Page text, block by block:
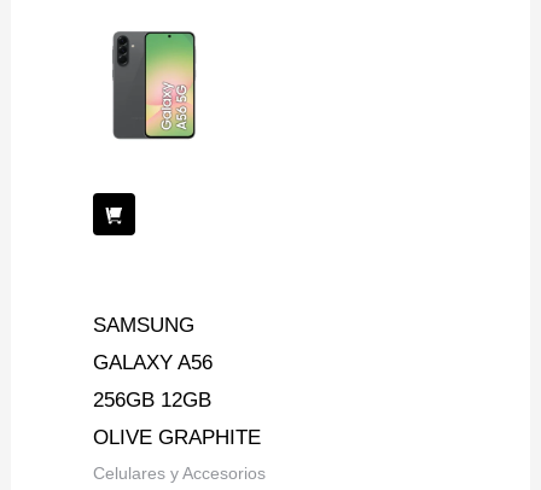
SAMSUNG
GALAXY A56
256GB 12GB
OLIVE GRAPHITE
Celulares y Accesorios